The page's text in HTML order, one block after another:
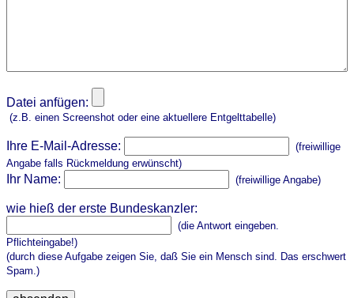
Datei anfügen:
(z.B. einen Screenshot oder eine aktuellere Entgelttabelle)
Ihre E-Mail-Adresse:
(freiwillige
Angabe falls Rückmeldung erwünscht)
Ihr Name: (freiwillige Angabe)
wie hieß der erste Bundeskanzler:
(die Antwort eingeben.
Pflichteingabe!)
(durch diese Aufgabe zeigen Sie, daß Sie ein Mensch sind. Das erschwert
Spam.)